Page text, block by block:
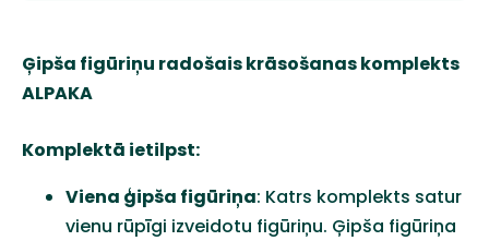
Ģipša figūriņu radošais krāsošanas komplekts
ALPAKA
Komplektā ietilpst:
Viena ģipša figūriņa: Katrs komplekts satur
vienu rūpīgi izveidotu figūriņu. Ģipša figūriņa